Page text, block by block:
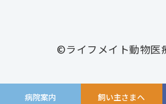
病院案内 飼い主さまへ
©ライフメイト動物医